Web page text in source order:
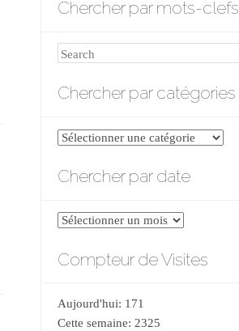
Chercher par mots-clefs
Search
Chercher par catégories
Chercher
catégories
Chercher par date
Chercher
date
Compteur de Visites
Aujourd'hui: 171
Cette semaine: 2325